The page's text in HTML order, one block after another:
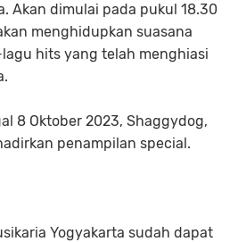
Akan dimulai pada pukul 18.30
menghidupkan suasana
hits yang telah menghiasi
8 Oktober 2023, Shaggydog,
penampilan special.
Yogyakarta sudah dapat